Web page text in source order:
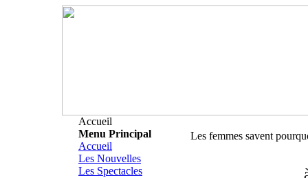
Accueil
Menu Principal
Accueil
Les Nouvelles
Les Spectacles
Les femmes savent